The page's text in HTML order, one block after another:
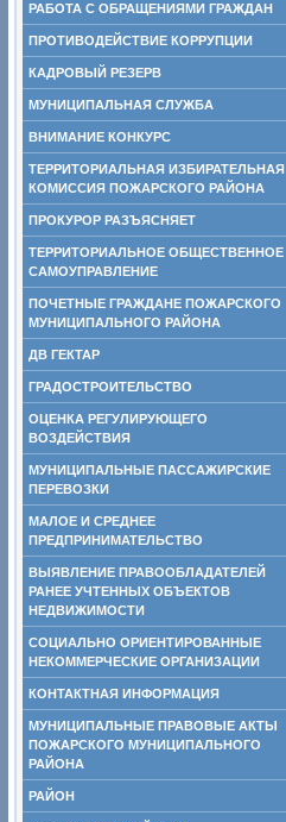
РАБОТА С ОБРАЩЕНИЯМИ ГРАЖДАН
ПРОТИВОДЕЙСТВИЕ КОРРУПЦИИ
КАДРОВЫЙ РЕЗЕРВ
МУНИЦИПАЛЬНАЯ СЛУЖБА
ВНИМАНИЕ КОНКУРС
ТЕРРИТОРИАЛЬНАЯ ИЗБИРАТЕЛЬНАЯ
КОМИССИЯ ПОЖАРСКОГО РАЙОНА
ПРОКУРОР РАЗЪЯСНЯЕТ
ТЕРРИТОРИАЛЬНОЕ ОБЩЕСТВЕННОЕ
САМОУПРАВЛЕНИЕ
ПОЧЕТНЫЕ ГРАЖДАНЕ ПОЖАРСКОГО
МУНИЦИПАЛЬНОГО РАЙОНА
ДВ ГЕКТАР
ГРАДОСТРОИТЕЛЬСТВО
ОЦЕНКА РЕГУЛИРУЮЩЕГО
ВОЗДЕЙСТВИЯ
МУНИЦИПАЛЬНЫЕ ПАССАЖИРСКИЕ
ПЕРЕВОЗКИ
МАЛОЕ И СРЕДНЕЕ
ПРЕДПРИНИМАТЕЛЬСТВО
ВЫЯВЛЕНИЕ ПРАВООБЛАДАТЕЛЕЙ
РАНЕЕ УЧТЕННЫХ ОБЪЕКТОВ
НЕДВИЖИМОСТИ
СОЦИАЛЬНО ОРИЕНТИРОВАННЫЕ
НЕКОММЕРЧЕСКИЕ ОРГАНИЗАЦИИ
КОНТАКТНАЯ ИНФОРМАЦИЯ
МУНИЦИПАЛЬНЫЕ ПРАВОВЫЕ АКТЫ
ПОЖАРСКОГО МУНИЦИПАЛЬНОГО
РАЙОНА
РАЙОН